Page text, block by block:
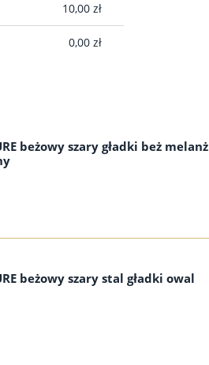
10,00 zł
0,00 zł
beżowy szary gładki beż melanż
beżowy szary stal gładki owal